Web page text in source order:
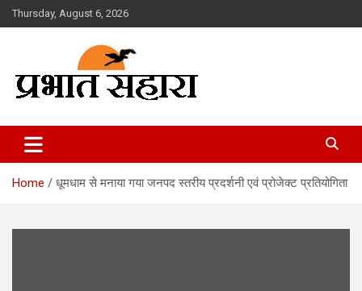
Skip
to
Thursday, August 6, 2026
Prabhat Sahara
Home धूमधाम से मनाया गया जनपद स्तरीय प्रदर्शनी एवं प्रोजेक्ट प्रतियोगिता